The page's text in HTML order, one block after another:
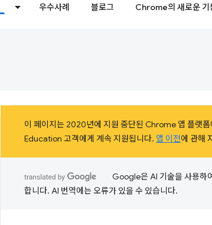
우수사례 블로그 Chrome의 새로운 기
이 페이지는 2020년에 지원 중단된 Chrome 앱 플랫
Education 고객에게 계속 지원됩니다. 앱 이전에 관해
Google은 AI 기술을 사용하
합니다. AI 번역에는 오류가 있을 수 있습니다.